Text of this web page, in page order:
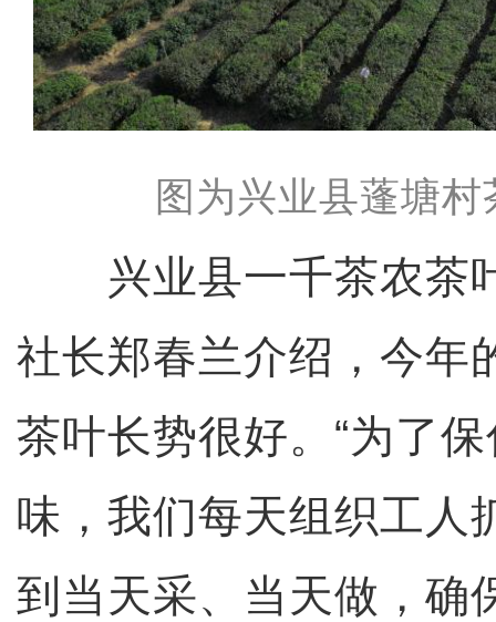
图为兴业县蓬塘
兴业县一千茶农茶
社长郑春兰介绍，今年
茶叶长势很好。“为了
味，我们每天组织工人
到当天采、当天做，确